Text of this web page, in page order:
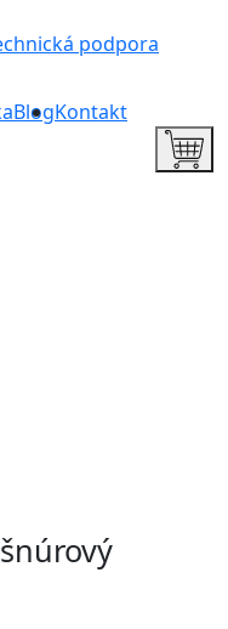
podpora
BlogKontakt